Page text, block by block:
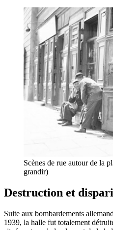
Scènes de rue autour de la
grandir)
Destruction et
Suite aux bombardements
1939, la halle fut totalement